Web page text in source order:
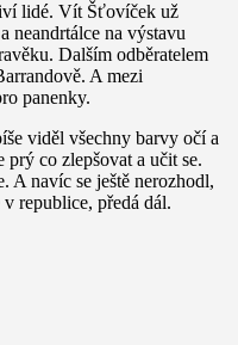
lidé. Vít Šťovíček už
neandrtálce na výstavu
Dalším odběratelem
A mezi
panenky.
viděl všechny barvy očí a
co zlepšovat a učit se.
A navíc se ještě nerozhodl,
republice, předá dál.